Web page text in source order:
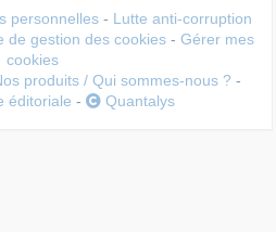
personnelles - Lutte anti-corruption
de gestion des cookies - Gérer mes
cookies
produits / Qui sommes-nous ? -
éditoriale - Quantalys